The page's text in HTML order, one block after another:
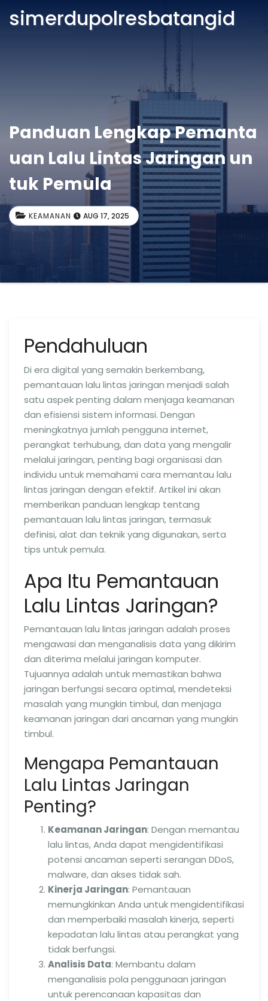
simerdupolresbatangid
Panduan Lengkap Pemanta
uan Lalu Lintas Jaringan un
tuk Pemula
KEAMANAN AUG 17, 2025
Pendahuluan
Di era digital yang semakin berkembang,
pemantauan lalu lintas jaringan menjadi salah
satu aspek penting dalam menjaga keamanan
dan efisiensi sistem informasi. Dengan
meningkatnya jumlah pengguna internet,
perangkat terhubung, dan data yang mengalir
melalui jaringan, penting bagi organisasi dan
individu untuk memahami cara memantau lalu
lintas jaringan dengan efektif. Artikel ini akan
memberikan panduan lengkap tentang
pemantauan lalu lintas jaringan, termasuk
definisi, alat dan teknik yang digunakan, serta
tips untuk pemula.
Apa Itu Pemantauan
Lalu Lintas Jaringan?
Pemantauan lalu lintas jaringan adalah proses
mengawasi dan menganalisis data yang dikirim
dan diterima melalui jaringan komputer.
Tujuannya adalah untuk memastikan bahwa
jaringan berfungsi secara optimal, mendeteksi
masalah yang mungkin timbul, dan menjaga
keamanan jaringan dari ancaman yang mungkin
timbul.
Mengapa Pemantauan
Lalu Lintas Jaringan
Penting?
Keamanan Jaringan: Dengan memantau
lalu lintas, Anda dapat mengidentifikasi
potensi ancaman seperti serangan DDoS,
malware, dan akses tidak sah.
Kinerja Jaringan: Pemantauan
memungkinkan Anda untuk mengidentifikasi
dan memperbaiki masalah kinerja, seperti
kepadatan lalu lintas atau perangkat yang
tidak berfungsi.
Analisis Data: Membantu dalam
menganalisis pola penggunaan jaringan
untuk perencanaan kapasitas dan